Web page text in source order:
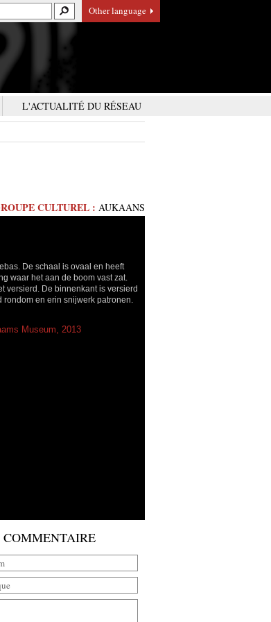
Other language
L'ACTUALITÉ DU RÉSEAU
CULTUREL : AUKAANS
De schaal is ovaal en heeft
waar het aan de boom vast zat.
versierd. De binnenkant is versierd
rondom en erin snijwerk patronen.
Museum, 2013